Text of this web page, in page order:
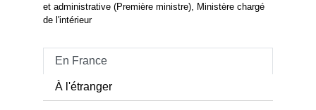
et administrative (Première ministre), Ministère chargé
de l'intérieur
En France
À l'étranger